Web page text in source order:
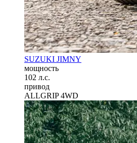
SUZUKI JIMNY
мощность
102 л.с.
привод
ALLGRIP 4WD